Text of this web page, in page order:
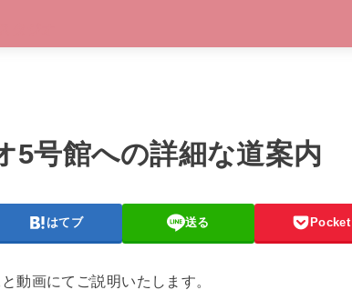
5号館への詳細な道案内
はてブ 送る Pocket
動画にてご説明いたします。